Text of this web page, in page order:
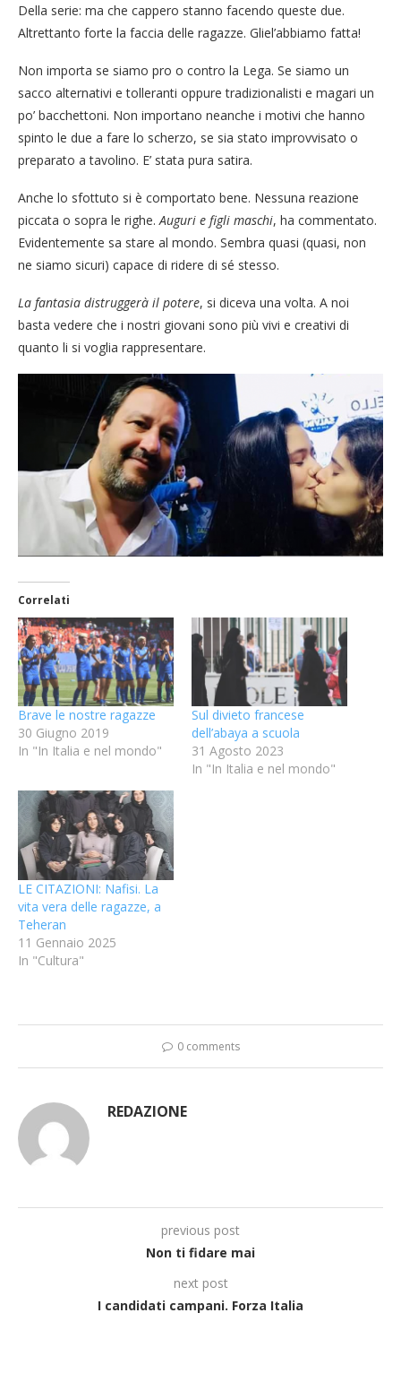
Della serie: ma che cappero stanno facendo queste due.
Altrettanto forte la faccia delle ragazze. Gliel’abbiamo fatta!
Non importa se siamo pro o contro la Lega. Se siamo un
sacco alternativi e tolleranti oppure tradizionalisti e magari un
po’ bacchettoni. Non importano neanche i motivi che hanno
spinto le due a fare lo scherzo, se sia stato improvvisato o
preparato a tavolino. E’ stata pura satira.
Anche lo sfottuto si è comportato bene. Nessuna reazione
piccata o sopra le righe. Auguri e figli maschi, ha commentato.
Evidentemente sa stare al mondo. Sembra quasi (quasi, non
ne siamo sicuri) capace di ridere di sé stesso.
La fantasia distruggerà il potere, si diceva una volta. A noi
basta vedere che i nostri giovani sono più vivi e creativi di
quanto li si voglia rappresentare.
Correlati
Brave le nostre ragazze
30 Giugno 2019
In "In Italia e nel mondo"
Sul divieto francese
dell’abaya a scuola
31 Agosto 2023
In "In Italia e nel mondo"
LE CITAZIONI: Nafisi. La
vita vera delle ragazze, a
Teheran
11 Gennaio 2025
In "Cultura"
0 comments
REDAZIONE
previous post
Non ti fidare mai
next post
I candidati campani. Forza Italia